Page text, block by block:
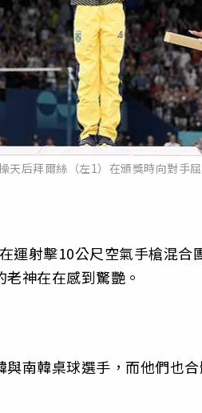
天后拜爾絲（左1）在頒獎時向對手屈
運射擊10公尺空氣手槍混合
神在在感到驚艷。
南韓桌球選手，而他們也